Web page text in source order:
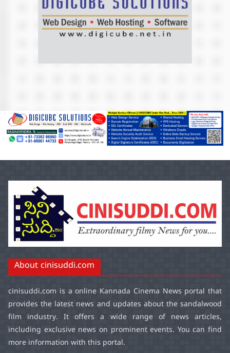
About cinisuddi.com
cinisuddi.com is a online Kannada Cinema News portal that
provides the latest news and updates about the sandalwood
film industry. It offers a wide range of news articles,
including exclusive news on prominent events. You can find
more information with this portal.